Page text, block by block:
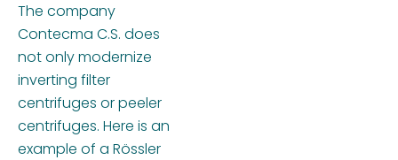
The company
Contecma C.S. does
not only modernize
inverting filter
centrifuges or peeler
centrifuges. Here is an
example of a Rössler